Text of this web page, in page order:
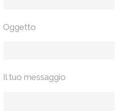
Oggetto
Il tuo messaggio